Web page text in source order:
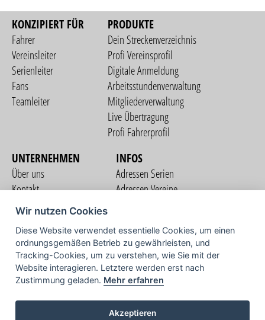
KONZIPIERT FÜR
Fahrer
Vereinsleiter
Serienleiter
Fans
Teamleiter
PRODUKTE
Dein Streckenverzeichnis
Profi Vereinsprofil
Digitale Anmeldung
Arbeitsstundenverwaltung
Mitgliederverwaltung
Live Übertragung
Profi Fahrerprofil
UNTERNEHMEN
Über uns
Kontakt
Nutzungsbedingungen
Datenschutzerklärung
Impressum
INFOS
Adressen Serien
Adressen Vereine
COMMUNITY
TV
Wir nutzen Cookies
Diese Website verwendet essentielle Cookies, um einen
ordnungsgemäßen Betrieb zu gewährleisten, und
Tracking-Cookies, um zu verstehen, wie Sie mit der
Website interagieren. Letztere werden erst nach
Zustimmung geladen. Mehr erfahren
Akzeptieren